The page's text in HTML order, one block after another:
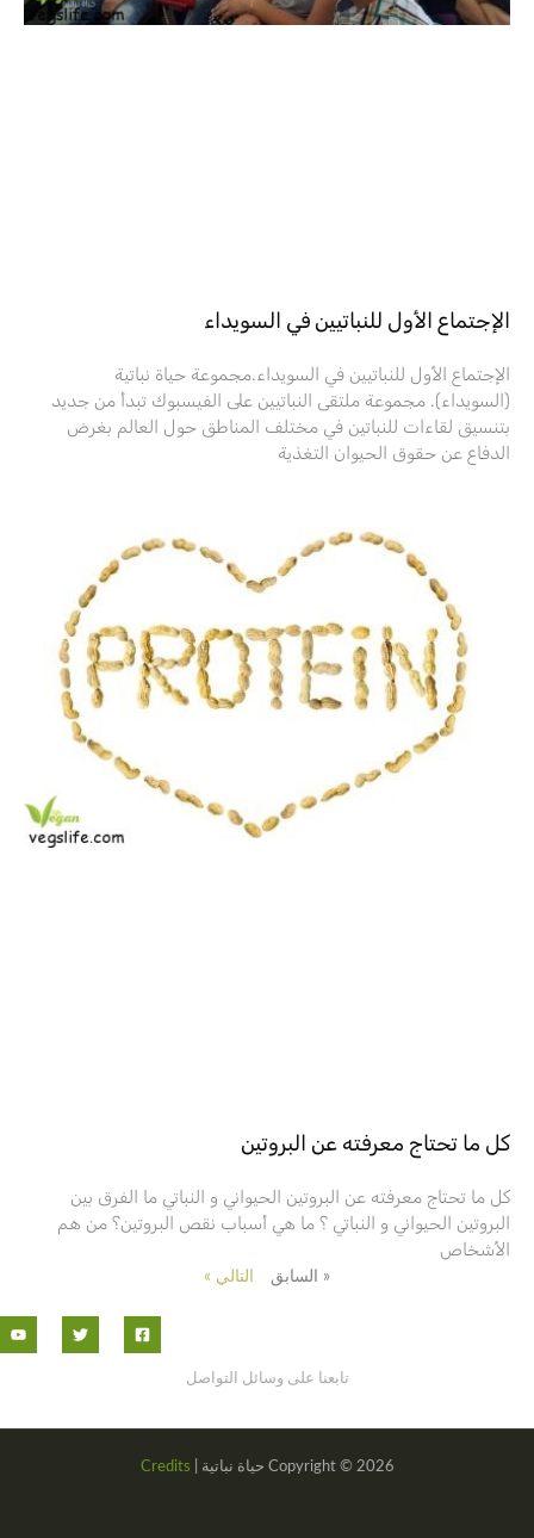
الإجتماع الأول للنباتيين في السويداء
الإجتماع الأول للنباتيين في السويداء.مجموعة حياة نباتية
(السويداء). مجموعة ملتقى النباتيين على الفيسبوك تبدأ من جديد
بتنسيق لقاءات للنباتين في مختلف المناطق حول العالم بغرض
الدفاع عن حقوق الحيوان التغذية
كل ما تحتاج معرفته عن البروتين
كل ما تحتاج معرفته عن البروتين الحيواني و النباتي ما الفرق بين
البروتين الحيواني و النباتي ؟ ما هي أسباب نقص البروتين؟ من هم
الأشخاص
« السابق التالي »
تابعنا على وسائل التواصل
Copyright © 2026 حياة نباتية | Credits